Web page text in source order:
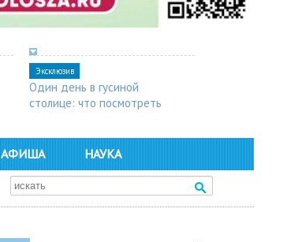
Эксклюзив
Один день в гусиной
столице: что посмотреть
АФИША НАУКА